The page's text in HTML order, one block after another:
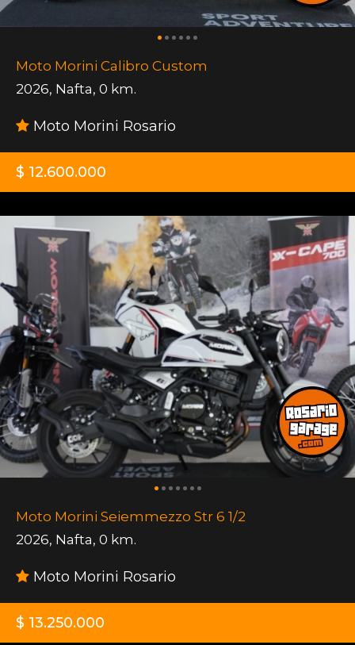
Moto Morini Calibro Custom
2026, Nafta, 0 km.
Moto Morini Rosario
$ 12.600.000
Moto Morini Seiemmezzo Str 6 1/2
2026, Nafta, 0 km.
Moto Morini Rosario
$ 13.250.000